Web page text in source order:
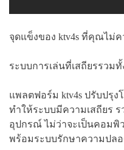
จุดแข็งของ ktv4s ที่คุณไม่
ระบบการเล่นที่เสถียรรวม
แพลตฟอร์ม ktv4s ปรับปรุ
ทำให้ระบบมีความเสถียร ร
อุปกรณ์ ไม่ว่าจะเป็นคอมพิ
พร้อมระบบรักษาความปล